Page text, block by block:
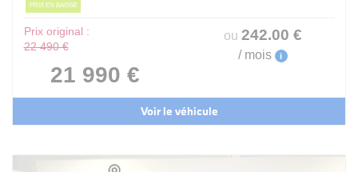
PRIX EN BAISSE
Prix original :
22 490 €
21 990 €
ou 242.00 €
/ mois i
Voir le véhicule